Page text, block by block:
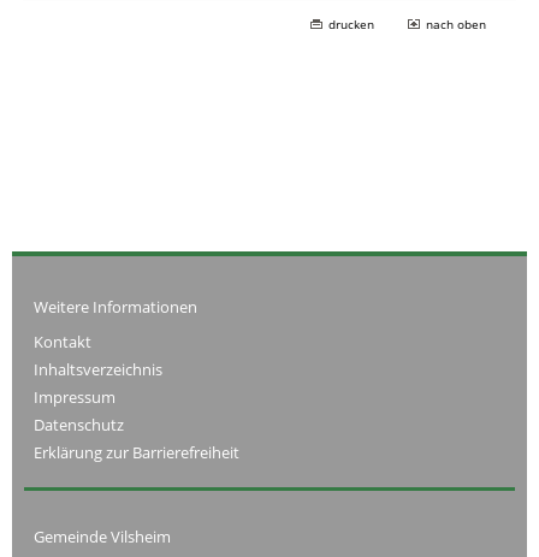
drucken nach oben
Weitere Informationen
Kontakt
Inhaltsverzeichnis
Impressum
Datenschutz
Erklärung zur Barrierefreiheit
Gemeinde Vilsheim